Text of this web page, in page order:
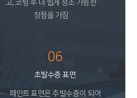
고, 코팅 후 더 쉽게 청소 가능한
장점을 가짐
06
초발수층 표면
페인트 표면은 추발수층이 되어